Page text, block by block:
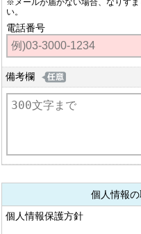
い。
電話番号
備考欄
個人情報
個人情報保護方針